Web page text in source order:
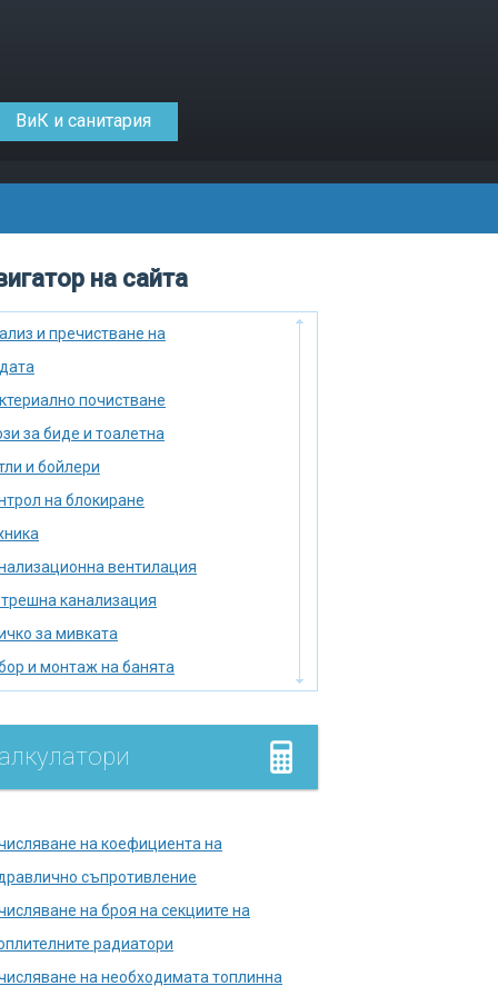
ВиК и санитария
на сайта
и пречистване на
почистване
за биде и тоалетна
и бойлери
на блокиране
вентилация
канализация
за мивката
и монтаж на банята
вана
тоалетна
в държавни
на коефициента на
съпротивление
на броя на секциите на
радиатори
на необходимата топлинна